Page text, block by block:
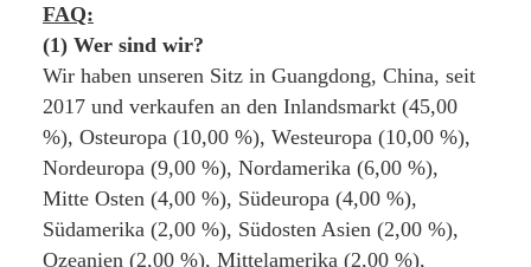
FAQ:
(1) Wer sind wir?
Wir haben unseren Sitz in Guangdong, China, seit
2017 und verkaufen an den Inlandsmarkt (45,00
%), Osteuropa (10,00 %), Westeuropa (10,00 %),
Nordeuropa (9,00 %), Nordamerika (6,00 %),
Mitte Osten (4,00 %), Südeuropa (4,00 %),
Südamerika (2,00 %), Südosten Asien (2,00 %),
Ozeanien (2,00 %), Mittelamerika (2,00 %),